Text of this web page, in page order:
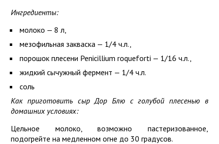
Ингредиенты:
молоко — 8 л,
мезофильная закваска — 1/4 ч.л.,
порошок плесени Penicillium roqueforti — 1/16 ч.л.,
жидкий сычужный фермент — 1/4 ч.л.
соль
Как приготовить сыр Дор Блю с голубой плесенью в
домашних условиях:
Цельное молоко, возможно пастеризованное,
подогрейте на медленном огне до 30 градусов.